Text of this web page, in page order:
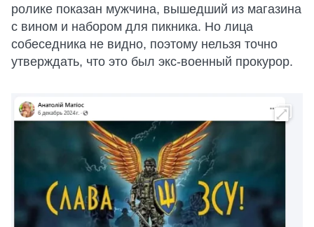
ролике показан мужчина, вышедший из магазина
с вином и набором для пикника. Но лица
собеседника не видно, поэтому нельзя точно
утверждать, что это был экс-военный прокурор.